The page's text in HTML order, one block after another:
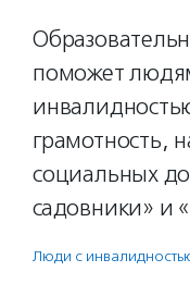
поможет
грамотность,
социальных
садовники» и
Люди с